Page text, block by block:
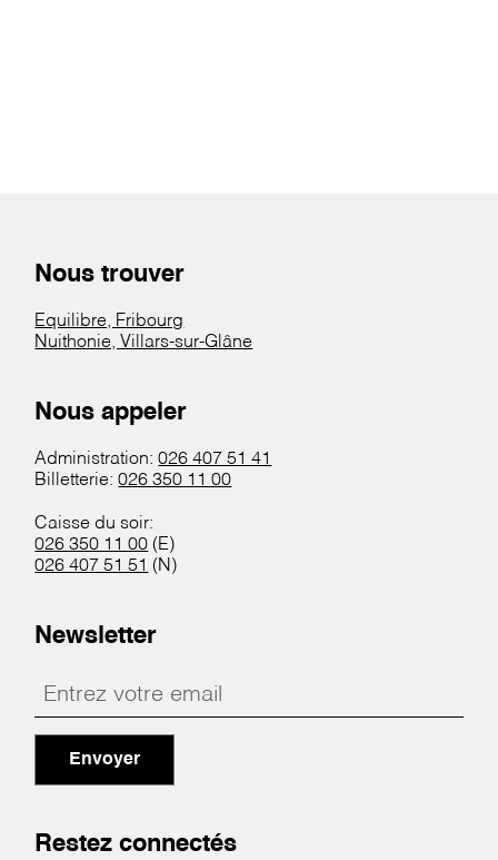
Nous trouver
Equilibre, Fribourg
Nuithonie, Villars-sur-Glâne
Nous appeler
Administration:026 407 51 41
Billetterie:026 350 11 00
Caisse du soir:
026 350 11 00 (E)
026 407 51 51 (N)
Newsletter
Envoyer
Restez connectés